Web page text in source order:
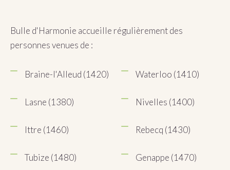
Bulle d'Harmonie accueille régulièrement des
personnes venues de :
Braine-l'Alleud (1420) Waterloo (1410)
Lasne (1380) Nivelles (1400)
Ittre (1460) Rebecq (1430)
Tubize (1480) Genappe (1470)